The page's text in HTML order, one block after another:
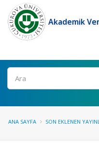
Akademik
Ara
ANA SAYFA SON EKLENEN